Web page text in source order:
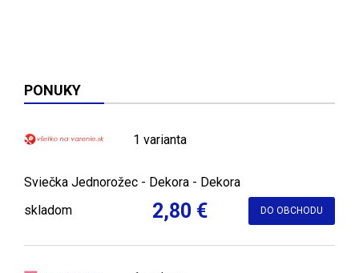
PONUKY
1 varianta
Sviečka Jednorožec - Dekora - Dekora
skladom
2,80 € DO OBCHODU